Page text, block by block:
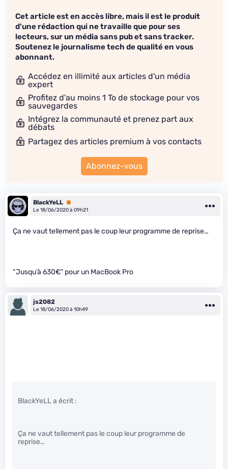
Cet article est en accès libre, mais il est le produit
d'une rédaction qui ne travaille que pour ses
lecteurs, sur un média sans pub et sans tracker.
Soutenez le journalisme tech de qualité en vous
abonnant.
Accédez en illimité aux articles d'un média
expert
Profitez d'au moins 1 To de stockage pour vos
sauvegardes
Intégrez la communauté et prenez part aux
débats
Partagez des articles premium à vos contacts
Abonnez-vous
BlackYeLL Premium
Le 18/06/2020 à 09h21
Ça ne vaut tellement pas le coup leur programme de reprise…
“Jusqu’à 630€” pour un MacBook Pro
js2082
Le 18/06/2020 à 10h49
BlackYeLL a écrit :
Ça ne vaut tellement pas le coup leur programme de
reprise…